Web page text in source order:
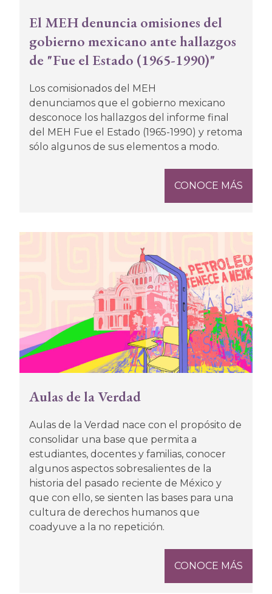
El MEH denuncia omisiones del
gobierno mexicano ante hallazgos
de "Fue el Estado (1965-1990)"
Los comisionados del MEH
denunciamos que el gobierno mexicano
desconoce los hallazgos del informe final
del MEH Fue el Estado (1965-1990) y retoma
sólo algunos de sus elementos a modo.
CONOCE MÁS
Aulas de la Verdad
Aulas de la Verdad nace con el propósito de
consolidar una base que permita a
estudiantes, docentes y familias, conocer
algunos aspectos sobresalientes de la
historia del pasado reciente de México y
que con ello, se sienten las bases para una
cultura de derechos humanos que
coadyuve a la no repetición.
CONOCE MÁS